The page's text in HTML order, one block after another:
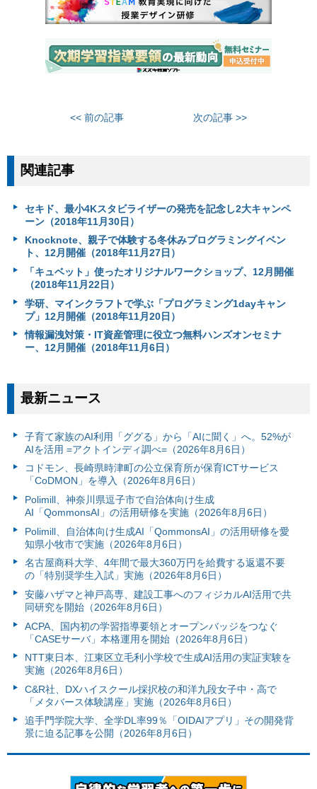
<< 前の記事 次の記事 >>
関連記事
セキド、最小4Kスタビライザーの発売を記念し2大キャンペ
ーン（2018年11月30日）
Knocknote、親子で体験する冬休みプログラミングイベン
ト、12月開催（2018年11月27日）
「キュベット」使ったオリジナルワークショップ、12月開催
（2018年11月22日）
学研、マインクラフトで学ぶ「プログラミング1dayキャン
プ」12月開催（2018年11月20日）
情報漏洩対策・IT資産管理に役立つ無料ハンズオンセミナ
ー、12月開催（2018年11月6日）
最新ニュース
子育て家族のAI利用「ググる」から「AIに聞く」へ。52%が
AIを活用 =アクトインディ調べ=（2026年8月6日）
コドモン、長崎県時津町の公立保育所が保育ICTサービス
「CoDMON」を導入（2026年8月6日）
Polimill、神奈川県逗子市で自治体向け生成
AI「QommonsAI」の活用研修を実施（2026年8月6日）
Polimill、自治体向け生成AI「QommonsAI」の活用研修を愛
知県小牧市で実施（2026年8月6日）
名古屋商科大学、4年間で最大360万円を給費する返還不要
の「特別奨学生入試」実施（2026年8月6日）
安藤ハザマと神戸高専、建設工事へのフィジカルAI活用で共
同研究を開始（2026年8月6日）
ACPA、国内初の学習指導要領とオープンバッジをつなぐ
「CASEサーバ」本格運用を開始（2026年8月6日）
NTT東日本、江東区立毛利小学校で生成AI活用の実証実験を
実施（2026年8月6日）
C&R社、DXハイスクール採択校の和洋九段女子中・高で
「メタバース体験講座」実施（2026年8月6日）
追手門学院大学、全学DL率99％「OIDAIアプリ」その開発背
景に迫る記事を公開（2026年8月6日）